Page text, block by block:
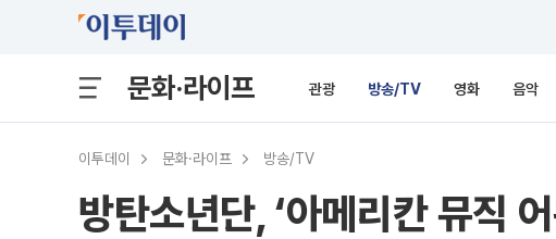
문화·라이프 관광 방송/TV 영화 음악
이투데이 문화·라이프 방송/TV
방탄소년단, ‘아메리칸 뮤직